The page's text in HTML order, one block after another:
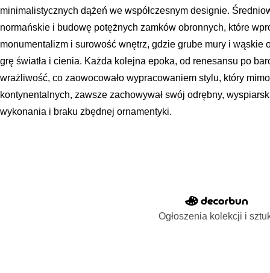
minimalistycznych dążeń we współczesnym designie.
normańskie i budowę potężnych zamków obronnych, które
monumentalizm i surowość wnętrz, gdzie grube mury i wąskie
grę światła i cienia. Każda kolejna epoka, od renesansu po
wrażliwość, co zaowocowało wypracowaniem stylu, który
kontynentalnych, zawsze zachowywał swój odrębny,
wykonania i braku zbędnej ornamentyki.
Ogłoszenia kolekcji i